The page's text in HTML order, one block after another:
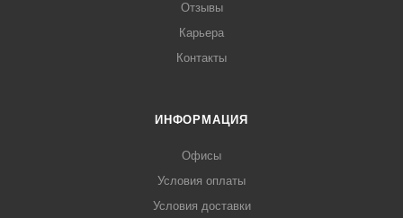
Отзывы
Карьера
Контакты
ИНФОРМАЦИЯ
Офисы
Условия оплаты
Условия доставки